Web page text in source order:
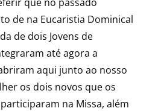
de na Eucaristia Dominical
de dois Jovens de
até agora a
aqui junto ao nosso
os dois novos que os
na Missa, além